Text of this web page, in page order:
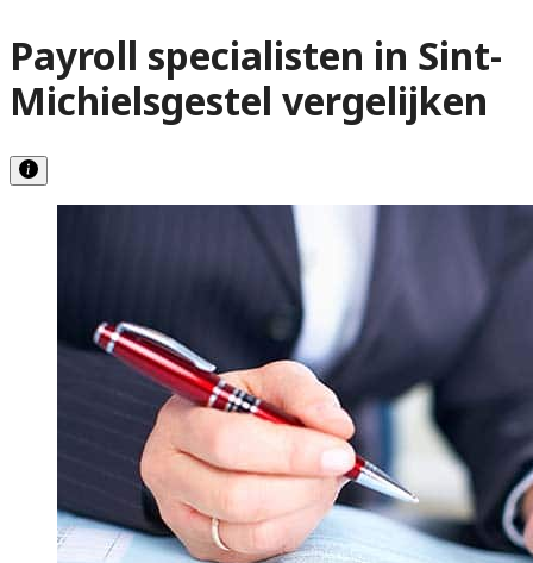
Payroll specialisten in Sint-
Michielsgestel vergelijken